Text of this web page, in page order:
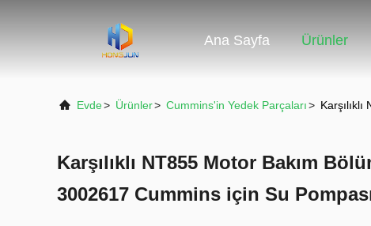
Ana Sayfa Ürünler
Evde> Ürünler> Cummins'in Yedek Parçaları>
Karşılıklı NT855 Motor Bakım
3002617 Cummins için Su